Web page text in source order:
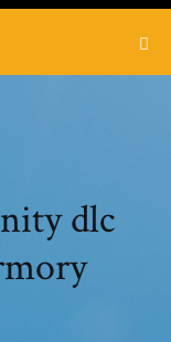
dlc